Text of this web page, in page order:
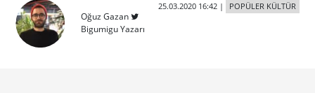
Oğuz Gazan
Bigumigu Yazarı
25.03.2020 16:42| POPÜLER KÜLTÜR